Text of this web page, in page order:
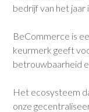
bedrijf van het jaar
BeCommerce is
keurmerk geeft
betrouwbaarheid
Het ecosysteem
onze